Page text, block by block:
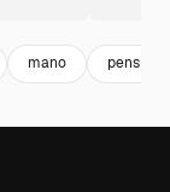
mano